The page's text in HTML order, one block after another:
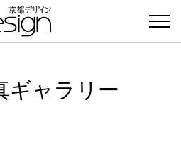
ギャラリー